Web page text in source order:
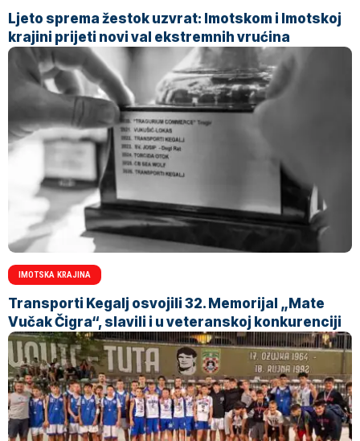
Ljeto sprema žestok uzvrat: Imotskom i Imotskoj
krajini prijeti novi val ekstremnih vrućina
IMOTSKA KRAJINA
Transporti Kegalj osvojili 32. Memorijal „Mate
Vučak Čigra“, slavili i u veteranskoj konkurenciji